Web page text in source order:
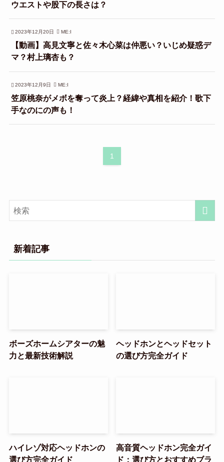
ウエストや股下の長さは？
2023年12月20日 ME:I
【動画】高見文寧と佐々木心菜は仲悪い？いじめ疑惑デ
マ？村上璃杏も？
2023年12月9日 ME:I
笠原桃奈がメボを奪って炎上？経緯や真相を紹介！歌下
手なのにの声も！
1
新着記事
ボーズホームシアターの魅
力と最新技術解説
ヘッドホンとヘッドセット
の選び方完全ガイド
ハイレゾ対応ヘッドホンの
選び方完全ガイド
高音質ヘッドホン完全ガイ
ド：選び方とおすすめブラ